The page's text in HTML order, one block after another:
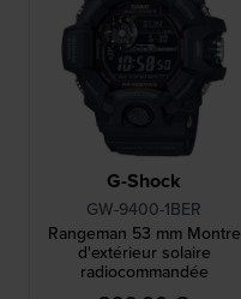
G-Shock
GW-9400-1BER
Rangeman 53 mm Montre
d'extérieur solaire
radiocommandée